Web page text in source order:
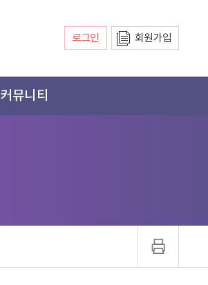
로그인 회원가입
커뮤니티